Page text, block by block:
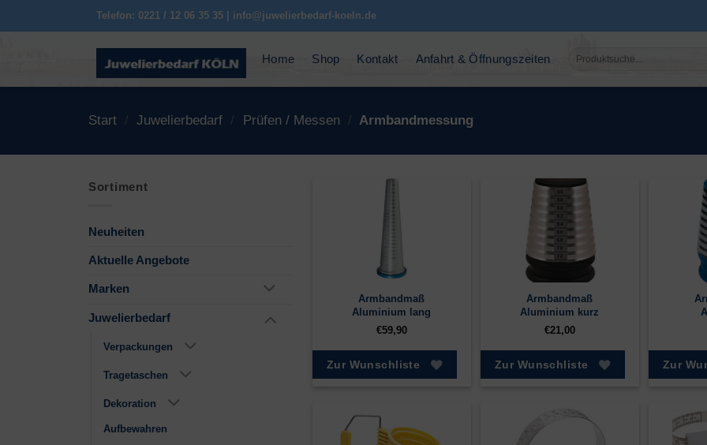
Telefon: 0221 / 12 06 35 35 | info@juwelierbedarf-koeln.de
Home Shop Kontakt Anfahrt & Öffnungszeiten
Suchen
Start / Juwelierbedarf / Prüfen / Messen / Armbandmessung
Sortiment
Neuheiten
Aktuelle Angebote
Marken
Juwelierbedarf
Verpackungen
Tragetaschen
Dekoration
Aufbewahren
Armbandmaß
Aluminium lang
€59,90
Zur Wunschliste
Armbandmaß
Aluminium kurz
€21,00
Zur Wunschliste Zur